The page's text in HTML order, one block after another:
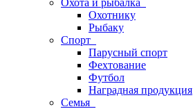
Охота и рыбалка
Охотнику
Рыбаку
Спорт
Парусный спорт
Фехтование
Футбол
Наградная продукция
Семья